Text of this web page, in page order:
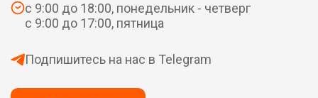
с 9:00 до 18:00, понедельник - четверг
с 9:00 до 17:00, пятница
Подпишитесь на нас в Telegram